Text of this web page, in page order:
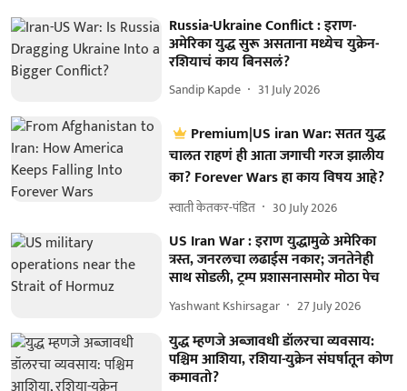
Russia-Ukraine Conflict : इराण-
अमेरिका युद्ध सुरू असताना मध्येच युक्रेन-
रशियाचं काय बिनसलं?
Sandip Kapde 31 July 2026
Premium|US iran War: सतत युद्ध
चालत राहणं ही आता जगाची गरज झालीय
का? Forever Wars हा काय विषय आहे?
स्वाती केतकर-पंडित 30 July 2026
US Iran War : इराण युद्धामुळे अमेरिका
त्रस्त, जनरलचा लढाईस नकार; जनतेनेही
साथ सोडली, ट्रम्प प्रशासनासमोर मोठा पेच
Yashwant Kshirsagar 27 July 2026
युद्ध म्हणजे अब्जावधी डॉलरचा व्यवसाय:
पश्चिम आशिया, रशिया-युक्रेन संघर्षातून कोण
कमावतो?